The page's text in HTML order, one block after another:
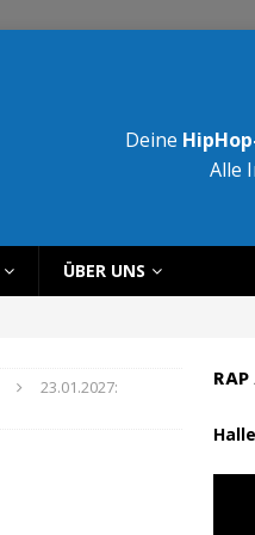
Deine
Alle
ÜBER UNS
23.01.2027: